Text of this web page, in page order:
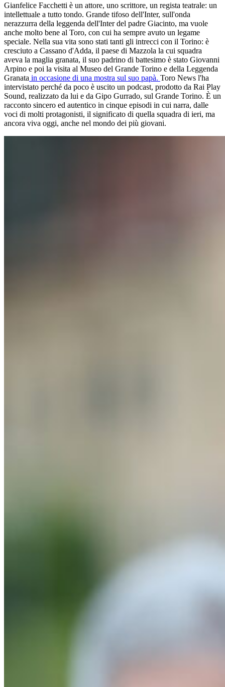
Gianfelice Facchetti è un attore, uno scrittore, un regista teatrale: un
intellettuale a tutto tondo. Grande tifoso dell'Inter, sull'onda
nerazzurra della leggenda dell'Inter del padre Giacinto, ma vuole
anche molto bene al Toro, con cui ha sempre avuto un legame
speciale. Nella sua vita sono stati tanti gli intrecci con il Torino: è
cresciuto a Cassano d'Adda, il paese di Mazzola la cui squadra
aveva la maglia granata, il suo padrino di battesimo è stato Giovanni
Arpino e poi la visita al Museo del Grande Torino e della Leggenda
Granata in occasione di una mostra sul suo papà. Toro News l'ha
intervistato perché da poco è uscito un podcast, prodotto da Rai Play
Sound, realizzato da lui e da Gipo Gurrado, sul Grande Torino. È un
racconto sincero ed autentico in cinque episodi in cui narra, dalle
voci di molti protagonisti, il significato di quella squadra di ieri, ma
ancora viva oggi, anche nel mondo dei più giovani.